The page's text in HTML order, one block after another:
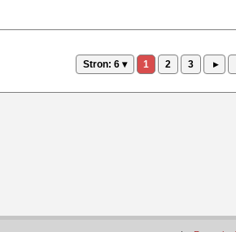
Stron: 6 ▾ 1 2 3 ▸